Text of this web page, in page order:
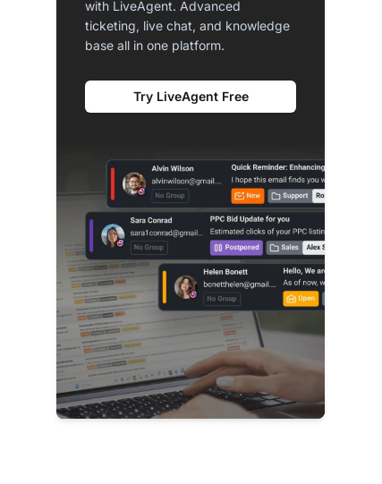
with LiveAgent. Advanced
ticketing, live chat, and knowledge
base all in one platform.
Try LiveAgent Free